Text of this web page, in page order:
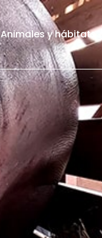
Animales y hábitats